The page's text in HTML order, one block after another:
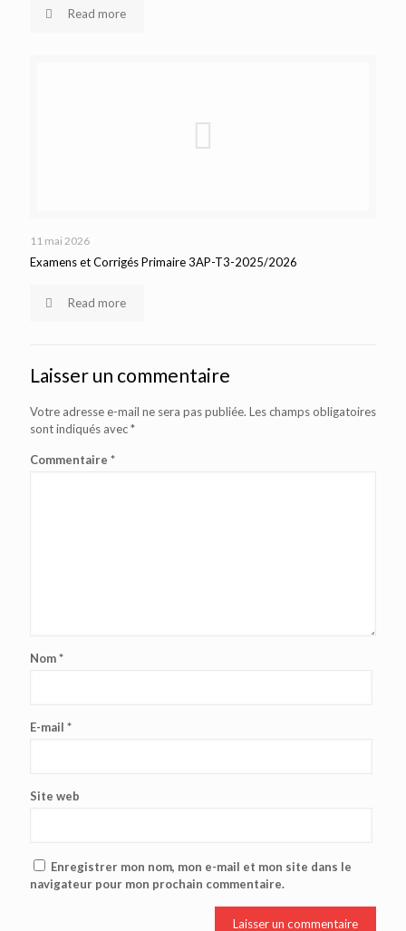
Read more
11 mai 2026
Examens et Corrigés Primaire 3AP-T3-2025/2026
Read more
Laisser un commentaire
Votre adresse e-mail ne sera pas publiée. Les champs obligatoires
sont indiqués avec*
Commentaire *
Nom*
E-mail *
Site web
Enregistrer mon nom, mon e-mail et mon site dans le
navigateur pour mon prochain commentaire.